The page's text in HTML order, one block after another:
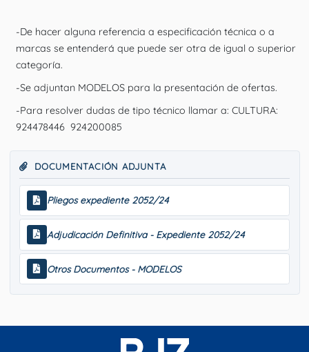
-De hacer alguna referencia a especificación técnica o a
marcas se entenderá que puede ser otra de igual o superior
categoría.
-Se adjuntan MODELOS para la presentación de ofertas.
-Para resolver dudas de tipo técnico llamar a: CULTURA:
924478446 924200085
DOCUMENTACIÓN ADJUNTA
Pliegos expediente 2052/24
Adjudicación Definitiva - Expediente 2052/24
Otros Documentos - MODELOS